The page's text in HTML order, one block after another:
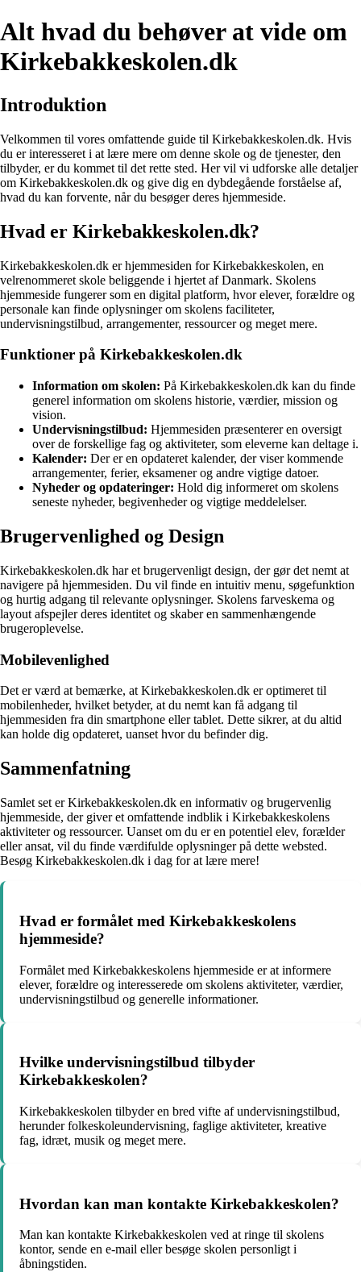
Alt hvad du behøver at vide om
Kirkebakkeskolen.dk
Introduktion
Velkommen til vores omfattende guide til Kirkebakkeskolen.dk. Hvis
du er interesseret i at lære mere om denne skole og de tjenester, den
tilbyder, er du kommet til det rette sted. Her vil vi udforske alle detaljer
om Kirkebakkeskolen.dk og give dig en dybdegående forståelse af,
hvad du kan forvente, når du besøger deres hjemmeside.
Hvad er Kirkebakkeskolen.dk?
Kirkebakkeskolen.dk er hjemmesiden for Kirkebakkeskolen, en
velrenommeret skole beliggende i hjertet af Danmark. Skolens
hjemmeside fungerer som en digital platform, hvor elever, forældre og
personale kan finde oplysninger om skolens faciliteter,
undervisningstilbud, arrangementer, ressourcer og meget mere.
Funktioner på Kirkebakkeskolen.dk
Information om skolen: På Kirkebakkeskolen.dk kan du finde
generel information om skolens historie, værdier, mission og
vision.
Undervisningstilbud: Hjemmesiden præsenterer en oversigt
over de forskellige fag og aktiviteter, som eleverne kan deltage i.
Kalender: Der er en opdateret kalender, der viser kommende
arrangementer, ferier, eksamener og andre vigtige datoer.
Nyheder og opdateringer: Hold dig informeret om skolens
seneste nyheder, begivenheder og vigtige meddelelser.
Brugervenlighed og Design
Kirkebakkeskolen.dk har et brugervenligt design, der gør det nemt at
navigere på hjemmesiden. Du vil finde en intuitiv menu, søgefunktion
og hurtig adgang til relevante oplysninger. Skolens farveskema og
layout afspejler deres identitet og skaber en sammenhængende
brugeroplevelse.
Mobilevenlighed
Det er værd at bemærke, at Kirkebakkeskolen.dk er optimeret til
mobilenheder, hvilket betyder, at du nemt kan få adgang til
hjemmesiden fra din smartphone eller tablet. Dette sikrer, at du altid
kan holde dig opdateret, uanset hvor du befinder dig.
Sammenfatning
Samlet set er Kirkebakkeskolen.dk en informativ og brugervenlig
hjemmeside, der giver et omfattende indblik i Kirkebakkeskolens
aktiviteter og ressourcer. Uanset om du er en potentiel elev, forælder
eller ansat, vil du finde værdifulde oplysninger på dette websted.
Besøg Kirkebakkeskolen.dk i dag for at lære mere!
Hvad er formålet med Kirkebakkeskolens
hjemmeside?
Formålet med Kirkebakkeskolens hjemmeside er at informere
elever, forældre og interesserede om skolens aktiviteter, værdier,
undervisningstilbud og generelle informationer.
Hvilke undervisningstilbud tilbyder
Kirkebakkeskolen?
Kirkebakkeskolen tilbyder en bred vifte af undervisningstilbud,
herunder folkeskoleundervisning, faglige aktiviteter, kreative
fag, idræt, musik og meget mere.
Hvordan kan man kontakte Kirkebakkeskolen?
Man kan kontakte Kirkebakkeskolen ved at ringe til skolens
kontor, sende en e-mail eller besøge skolen personligt i
åbningstiden.